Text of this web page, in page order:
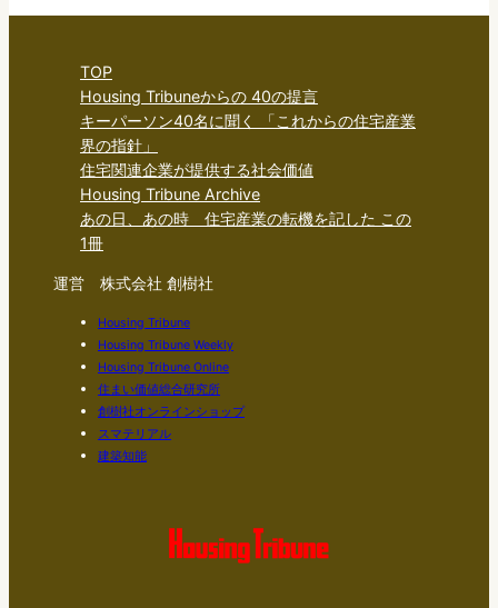
TOP
Housing Tribuneからの 40の提言
キーパーソン40名に聞く 「これからの住宅産業
界の指針」
住宅関連企業が提供する社会価値
Housing Tribune Archive
あの日、あの時 住宅産業の転機を記した この
1冊
運営 株式会社 創樹社
Housing Tribune
Housing Tribune Weekly
Housing Tribune Online
住まい価値総合研究所
創樹社オンラインショップ
スマテリアル
建築知能